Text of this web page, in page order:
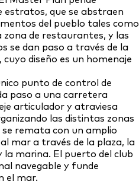
estratos, que se abstraen
del pueblo tales como
zona de restaurantes, y las
se dan paso a través de la
diseño es un homenaje
punto de control de
paso a una carretera
articulador y atraviesa
las distintas zonas
remata con un amplio
mar a través de la plaza, la
la marina. El puerto del club
navegable y funde
el mar.